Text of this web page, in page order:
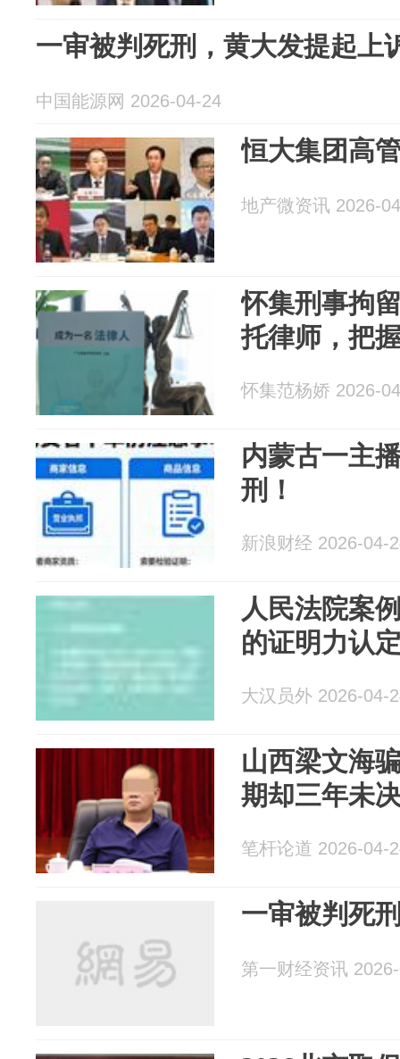
一审被判死刑，黄大发提起上
中国能源网 2026-04-24
恒大集团高
地产微资讯 2026-
怀集刑事拘
托律师，把
怀集范杨娇 2026-
内蒙古一主
刑！
新浪财经 2026-04-
人民法院案
的证明力认
大汉员外 2026-04-
山西梁文海
期却三年未
笔杆论道 2026-04-
一审被判死
第一财经资讯